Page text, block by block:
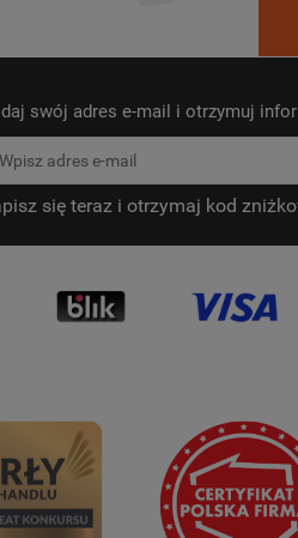
swój adres e-mail i otrzymuj
się teraz i otrzymaj kod